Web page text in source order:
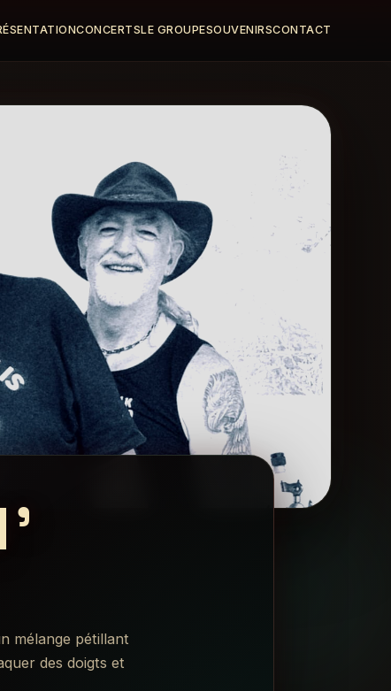
CONCERTSLE GROUPESOUVENIRSCONTACT
mélange pétillant
des doigts et